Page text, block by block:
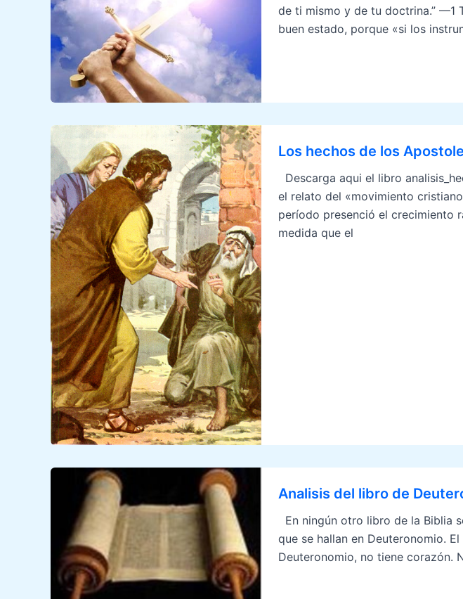
de ti mismo y de tu doctrina.” —1
buen estado, porque «si los
Los hechos de los
Descarga aqui el libro
el relato del «movimiento
período presenció el crecimiento
medida que el
Analisis del libro de
En ningún otro libro de la Biblia
que se hallan en Deuteronomio.
Deuteronomio, no tiene corazón.